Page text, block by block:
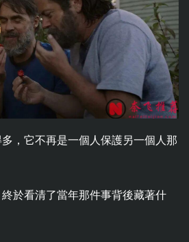
，它不再是一個人保護另一個人那
於看清了當年那件事背後藏著什